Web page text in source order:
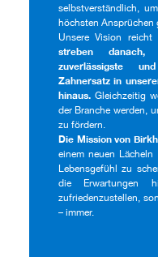
selbstverständlich,
höchsten Ansprüchen
Unsere Vision
streben
zuverlässigste
Zahnersatz in
hinaus.Gleichzeitig
der Branche werden,
zu fördern.
Die Mission von
einem neuen
Lebensgefühl zu
die Erwartungen
zufriedenzustellen,
– immer.